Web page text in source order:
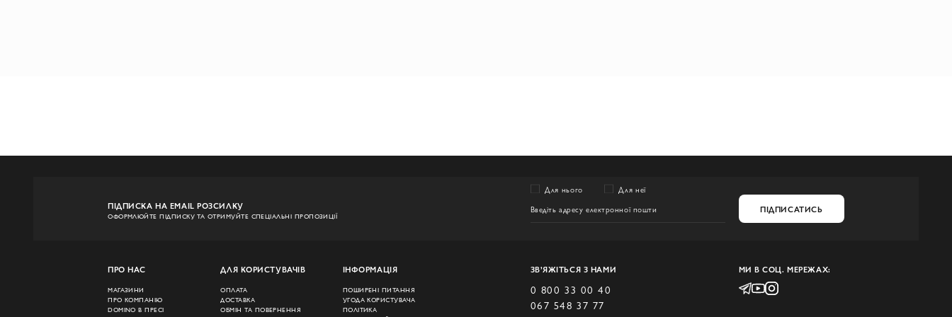
ПІДПИСКА НА EMAIL РОЗСИЛКУ
ОФОРМЛЮЙТЕ ПІДПИСКУ ТА ОТРИМУЙТЕ СПЕЦІАЛЬНІ ПРОПОЗИЦІЇ
Для нього
Для неї
ПІДПИСАТИСЬ
ПРО НАС
МАГАЗИНИ
ПРО КОМПАНІЮ
DOMINO В ПРЕСІ
ДЛЯ КОРИСТУВАЧІВ
ОПЛАТА
ДОСТАВКА
ОБМІН ТА ПОВЕРНЕННЯ
ІНФОРМАЦІЯ
ПОШИРЕНІ ПИТАННЯ
УГОДА КОРИСТУВАЧА
ПОЛІТИКА
ЗВ’ЯЖІТЬСЯ З НАМИ
0 800 33 00 40
067 548 37 77
МИ В СОЦ. МЕРЕЖАХ: